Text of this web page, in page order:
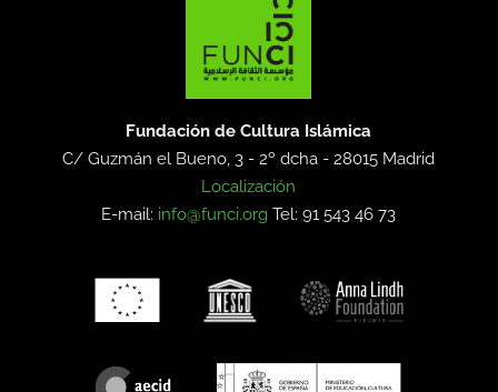
Fundación de Cultura Islámica
C/ Guzmán el Bueno, 3 - 2º dcha -28015 Madrid
Localización
E-mail: info@funci.org Tel: 91 543 46 73